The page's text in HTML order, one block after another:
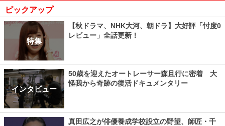
ピックアップ
特集
【秋ドラマ、NHK大河、朝ドラ】大好評「忖度0
レビュー」全話更新！
インタビュー
50歳を迎えたオートレーサー森且行に密着 大
怪我から奇跡の復活ドキュメンタリー
真田広之が俳優養成学校設立の野望、師匠・千